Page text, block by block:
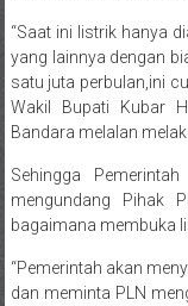
“Saat ini listrik hanya
yang lainnya dengan
satu juta perbulan,ini
Wakil Bupati Kubar
Bandara melalan melak.
Sehingga
mengundang Pihak
bagaimana membuka
“Pemerintah akan
dan meminta PLN